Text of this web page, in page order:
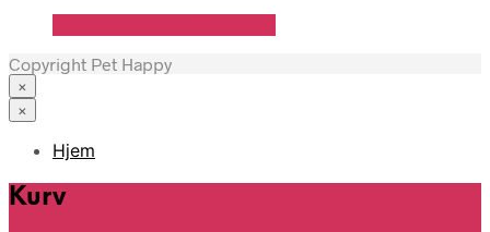
Copyright Pet Happy
×
×
Hjem
Kurv